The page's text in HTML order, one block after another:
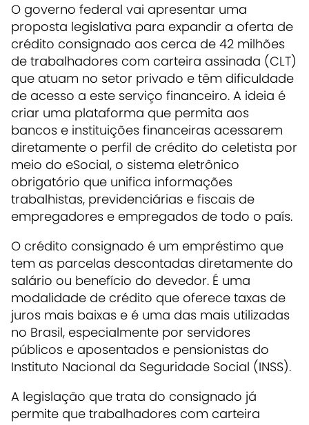
O governo federal vai apresentar uma
proposta legislativa para expandir a oferta de
crédito consignado aos cerca de 42 milhões
de trabalhadores com carteira assinada (CLT)
que atuam no setor privado e têm dificuldade
de acesso a este serviço financeiro. A ideia é
criar uma plataforma que permita aos
bancos e instituições financeiras acessarem
diretamente o perfil de crédito do celetista por
meio do eSocial, o sistema eletrônico
obrigatório que unifica informações
trabalhistas, previdenciárias e fiscais de
empregadores e empregados de todo o país.
O crédito consignado é um empréstimo que
tem as parcelas descontadas diretamente do
salário ou benefício do devedor. É uma
modalidade de crédito que oferece taxas de
juros mais baixas e é uma das mais utilizadas
no Brasil, especialmente por servidores
públicos e aposentados e pensionistas do
Instituto Nacional da Seguridade Social (INSS).
A legislação que trata do consignado já
permite que trabalhadores com carteira